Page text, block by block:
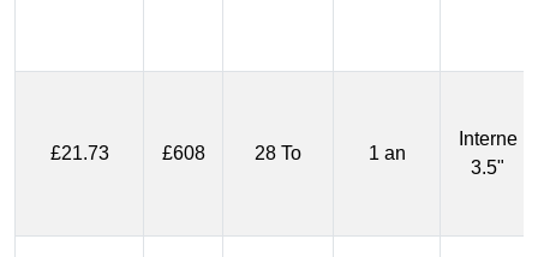
£21.73 £608 28 To 1 an
Interne
3.5"